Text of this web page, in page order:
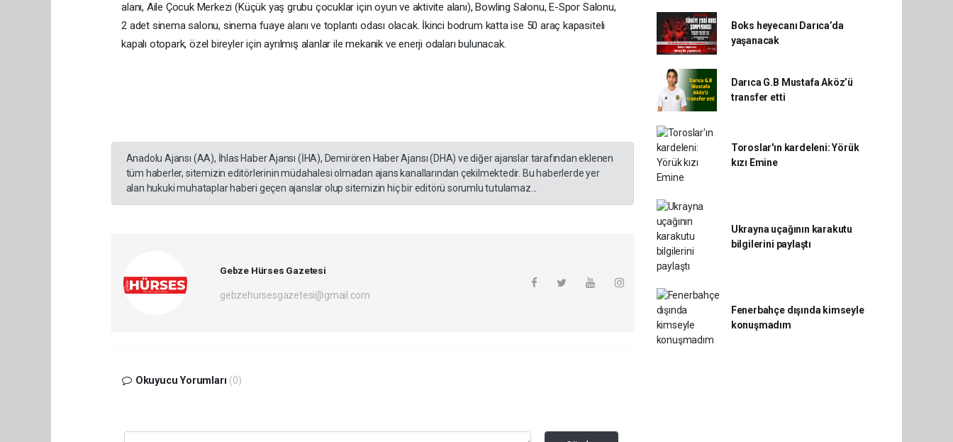
alanı, Aile Çocuk Merkezi (Küçük yaş grubu çocuklar için oyun ve aktivite alanı), Bowling Salonu, E-Spor Salonu,
2 adet sinema salonu, sinema fuaye alanı ve toplantı odası olacak. İkinci bodrum katta ise 50 araç kapasiteli
kapalı otopark, özel bireyler için ayrılmış alanlar ile mekanik ve enerji odaları bulunacak.
Anadolu Ajansı (AA), İhlas Haber Ajansı (İHA), Demirören Haber Ajansı (DHA) ve diğer ajanslar tarafından eklenen
tüm haberler, sitemizin editörlerinin müdahalesi olmadan ajans kanallarından çekilmektedir. Bu haberlerde yer
alan hukuki muhataplar haberi geçen ajanslar olup sitemizin hiç bir editörü sorumlu tutulamaz...
Gebze Hürses Gazetesi
gebzehursesgazetesi@gmail.com
Okuyucu Yorumları (0)
Boks heyecanı Darıca’da
yaşanacak
Darıca G.B Mustafa Aköz’ü
transfer etti
Toroslar'ın kardeleni: Yörük
kızı Emine
Ukrayna uçağının karakutu
bilgilerini paylaştı
Fenerbahçe dışında kimseyle
konuşmadım